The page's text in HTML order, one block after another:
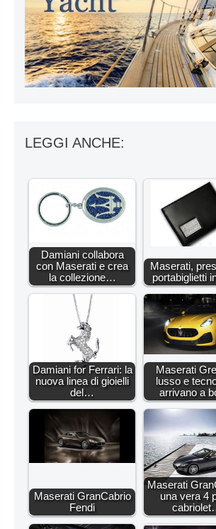
LEGGI ANCHE:
Damiani collabora
con Maserati e crea
la collezione…
Maserati,
portabiglietti
Damiani for Ferrari: la
nuova linea di gioielli
del…
Maserati
lusso e
arrivano a
Maserati GranCabrio
Fendi
Maserati
una vera 4